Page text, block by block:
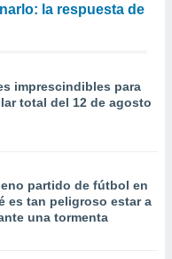
la respuesta de
imprescindibles para
total del 12 de agosto
partido de fútbol en
es tan peligroso estar a
una tormenta